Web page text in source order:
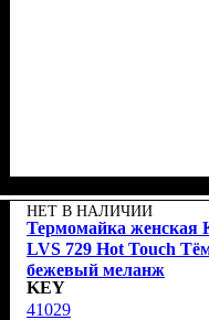
НЕТ В НАЛИЧИИ
Термомайка женская
LVS 729 Hot Touch
бежевый меланж
KEY
41029